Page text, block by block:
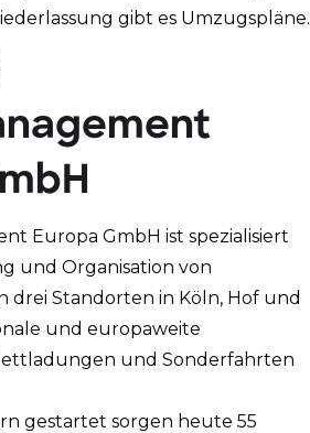
gibt es Umzugspläne.
Europa GmbH ist spezialisiert
und Organisation von
drei Standorten in Köln, Hof und
und europaweite
und Sonderfahrten
gestartet sorgen heute 55